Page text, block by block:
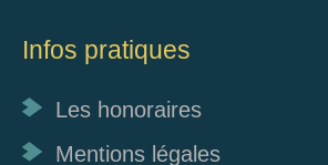
Infos pratiques
Les honoraires
Mentions légales